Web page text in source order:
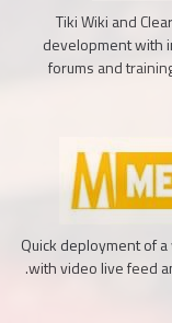
Tiki Wiki and
development with
forums and
Quick deployment of
with video live feed